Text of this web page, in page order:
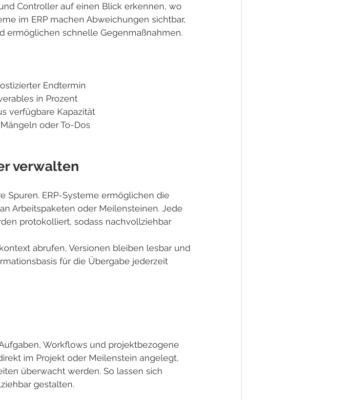
Controller auf einen Blick erkennen, wo
im ERP machen Abweichungen sichtbar,
ermöglichen schnelle Gegenmaßnahmen.
Endtermin
in Prozent
verfügbare Kapazität
oder To-Dos
verwalten
Spuren. ERP-Systeme ermöglichen die
Arbeitspaketen oder Meilensteinen. Jede
protokolliert, sodass nachvollziehbar
abrufen, Versionen bleiben lesbar und
für die Übergabe jederzeit
Workflows und projektbezogene
im Projekt oder Meilenstein angelegt,
überwacht werden. So lassen sich
gestalten.